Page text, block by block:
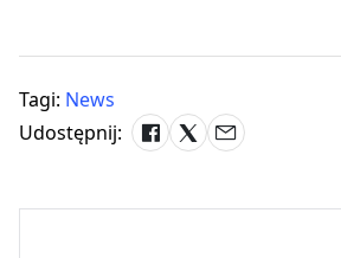
Tagi: News
Udostępnij: